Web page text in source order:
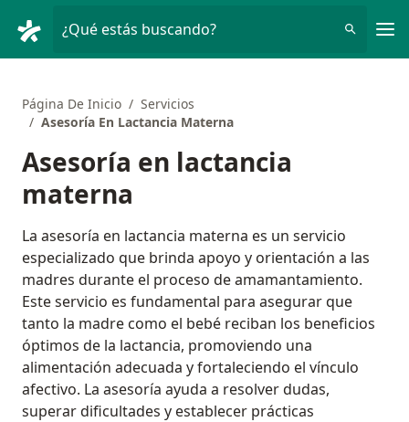
¿Qué estás buscando?
Página De Inicio
Servicios
Asesoría En Lactancia Materna
Asesoría en lactancia
materna
La asesoría en lactancia materna es un servicio
especializado que brinda apoyo y orientación a las
madres durante el proceso de amamantamiento.
Este servicio es fundamental para asegurar que
tanto la madre como el bebé reciban los beneficios
óptimos de la lactancia, promoviendo una
alimentación adecuada y fortaleciendo el vínculo
afectivo. La asesoría ayuda a resolver dudas,
superar dificultades y establecer prácticas